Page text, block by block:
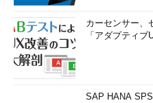
カーセンサー、
「アダプティ
SAP HANA